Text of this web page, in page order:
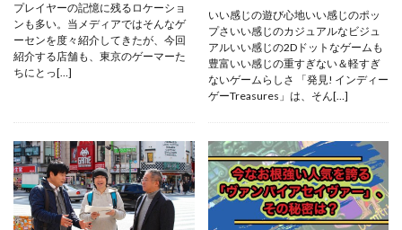
プレイヤーの記憶に残るロケーショ
ンも多い。当メディアではそんなゲ
ーセンを度々紹介してきたが、今回
紹介する店舗も、東京のゲーマーた
ちにとっ[…]
いい感じの遊び心地いい感じのポッ
プさいい感じのカジュアルなビジュ
アルいい感じの2Dドットなゲームも
豊富いい感じの重すぎない＆軽すぎ
ないゲームらしさ 「発見! インディー
ゲーTreasures」は、そん[…]